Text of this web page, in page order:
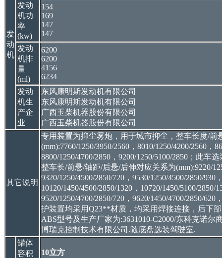
发
动
机
发动
机功
率
(kw)
154
169
147
147
发动
机排
量
(ml)
6200
6200
4156
6234
发动
机生
产企
业
东风康明斯发动机有限公司
东风康明斯发动机有限公司
广西玉柴机器股份有限公司
广西玉柴机器股份有限公司
其它说明
专用装置为抑尘雾炮，用于城市抑尘，整车长度/前
(mm):7760/1250/3950/2560，8010/1250/4200/2560，
8800/1250/4700/2850，9200/1250/5100/2850；此
整车长/前悬/轴距/后悬/后伸对应关系为(mm):9220/
9320/1250/4500/2850/720，9530/1250/4500/2850/930
10120/1450/4500/2850/1320，10720/1450/5100/2850/
9520/1250/4700/2850/720，9620/1450/4700/2850/
护装置均采用Q23**材质，均采用焊接连接，后下
ABS型号及生产厂家为:3631010-C2000/东科克诺
博瑞克控制技术有限公司.随底盘选装驾驶室.
罐体
容积
10立方